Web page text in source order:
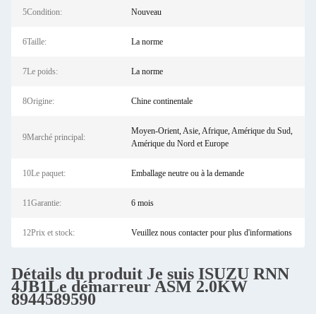
5Condition: Nouveau
6Taille: La norme
7Le poids: La norme
8Origine: Chine continentale
9Marché principal:
Moyen-Orient, Asie, Afrique, Amérique du Sud,
Amérique du Nord et Europe
10Le paquet: Emballage neutre ou à la demande
11Garantie: 6 mois
12Prix et stock: Veuillez nous contacter pour plus d'informations
Détails du produit Je suis ISUZU RNN
4JB1Le démarreur ASM 2.0KW
8944589590